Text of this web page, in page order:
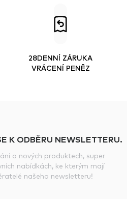
28DENNÍ ZÁRUKA
VRÁCENÍ PENĚZ
K ODBĚRU NEWSLETTERU.
o nových produktech, super
nabídkách, ke kterým mají
našeho newsletteru!